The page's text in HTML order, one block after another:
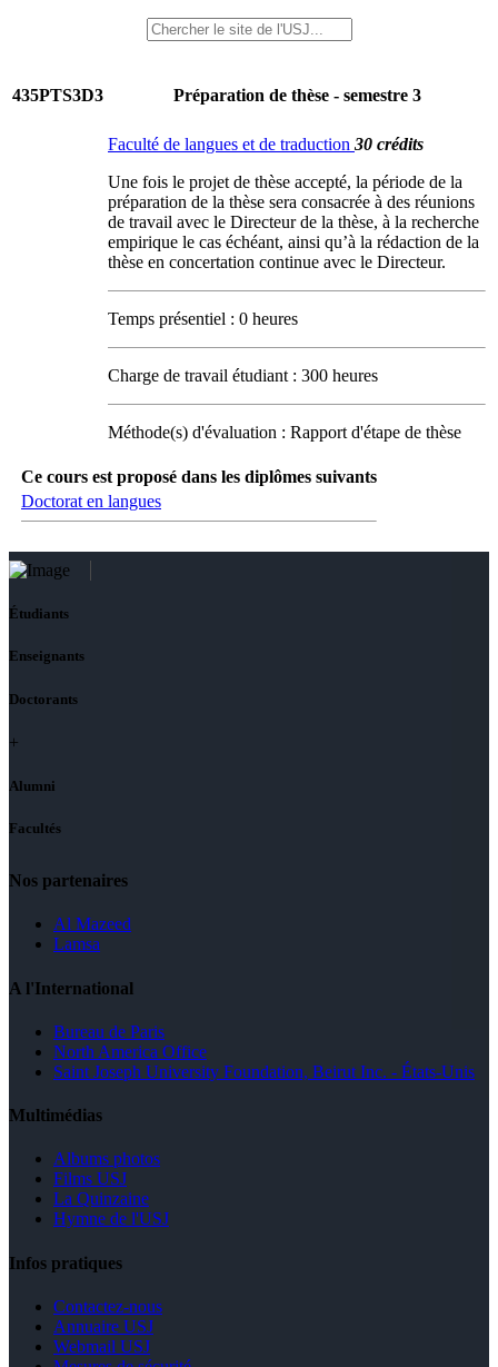
435PTS3D3 Préparation de thèse - semestre 3
Faculté de langues et de traduction 30 crédits
Une fois le projet de thèse accepté, la période de la
préparation de la thèse sera consacrée à des réunions
de travail avec le Directeur de la thèse, à la recherche
empirique le cas échéant, ainsi qu’à la rédaction de la
thèse en concertation continue avec le Directeur.
Temps présentiel : 0 heures
Charge de travail étudiant : 300 heures
Méthode(s) d'évaluation : Rapport d'étape de thèse
Ce cours est proposé dans les diplômes suivants
Doctorat en langues
Étudiants
Enseignants
Doctorants
+
Alumni
Facultés
Nos partenaires
Al Mazeed
Lamsa
A l'International
Bureau de Paris
North America Office
Saint Joseph University Foundation, Beirut Inc. - États-Unis
Multimédias
Albums photos
Films USJ
La Quinzaine
Hymne de l'USJ
Infos pratiques
Contactez-nous
Annuaire USJ
Webmail USJ